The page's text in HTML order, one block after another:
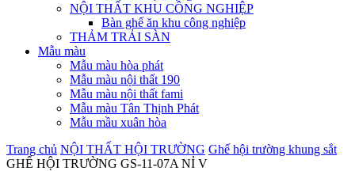
NỘI THẤT KHU CÔNG NGHIỆP
Bàn ghế ăn khu công nghiệp
THẢM TRẢI SÀN
Mẫu màu
Mẫu màu hòa phát
Mẫu màu nội thất 190
Mẫu màu nội thất fami
Mẫu màu Tân Thịnh Phát
Mẫu mầu xuân hòa
Trang chủ NỘI THẤT HỘI TRƯỜNG Ghế hội trường khung sắt
GHẾ HỘI TRƯỜNG GS-11-07A NỈ V